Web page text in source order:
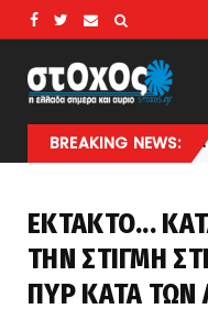
BREAKING NEWS:
Είμαστε πιο παλιοί κι
ΕΚΤΑΚΤΟ...
ΤΗΝ ΣΤΙΓΜΗ
ΠΥΡ ΚΑΤΑ